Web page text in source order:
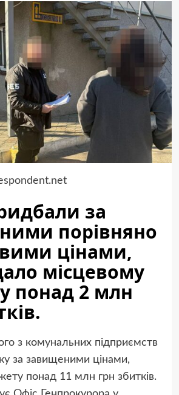
за
порівняно
цінами,
місцевому
понад 2 млн
з комунальних підприємств
за завищеними цінами,
понад 11 млн грн збитків.